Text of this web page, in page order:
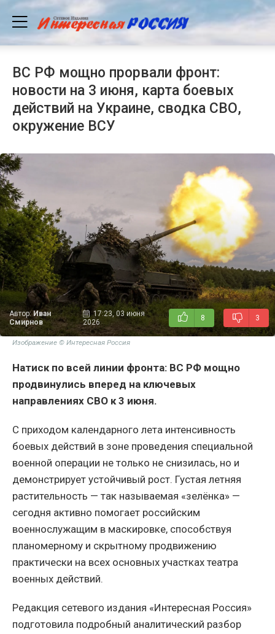
ВС РФ мощно прорвали фронт:
новости на 3 июня, карта боевых
действий на Украине, сводка СВО,
окружение ВСУ
Автор: Иван
Смирнов
17:23, 03 июня
2026
8 3
Изображение © Интересная Россия
Натиск по всей линии фронта: ВС РФ мощно
продвинулись вперед на ключевых
направлениях СВО к 3 июня.
С приходом календарного лета интенсивность
боевых действий в зоне проведения специальной
военной операции не только не снизилась, но и
демонстрирует устойчивый рост. Густая летняя
растительность — так называемая «зелёнка» —
сегодня активно помогает российским
военнослужащим в маскировке, способствуя
планомерному и скрытному продвижению
практически на всех основных участках театра
военных действий.
Редакция сетевого издания «Интересная Россия»
подготовила подробный аналитический разбор